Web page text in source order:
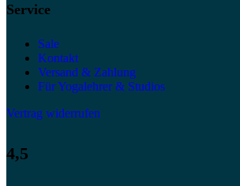
Service
Sale
Kontakt
Versand & Zahlung
Für Yogalehrer & Studios
Vertrag widerrufen
4,5